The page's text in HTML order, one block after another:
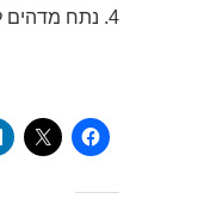
4. נתח מדהים לעישון – יצא עסיסי ביותר.